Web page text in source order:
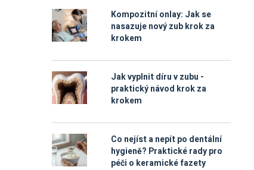
Kompozitní onlay: Jak se
nasazuje nový zub krok za
krokem
Jak vyplnit díru v zubu -
praktický návod krok za
krokem
Co nejíst a nepít po dentální
hygieně? Praktické rady pro
péči o keramické fazety